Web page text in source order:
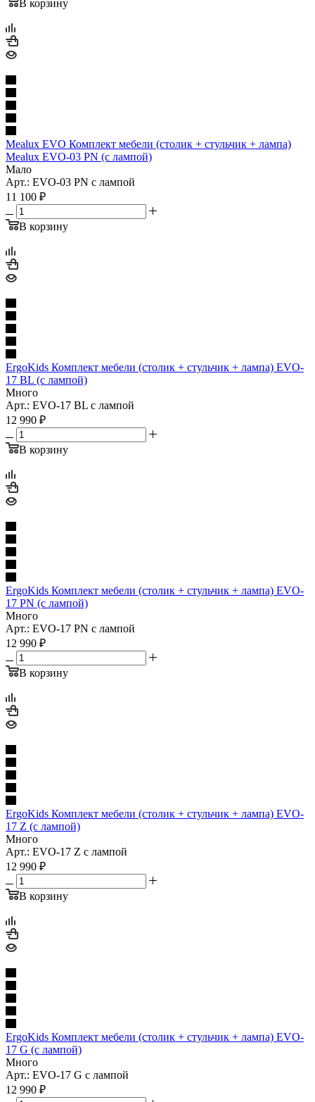
В корзину
Mealux EVO Комплект мебели (столик + стульчик + лампа)
Mealux EVO-03 PN (с лампой)
Мало
Арт.: EVO-03 PN с лампой
11 100 ₽
В корзину
ErgoKids Комплект мебели (столик + стульчик + лампа) EVO-
17 BL (с лампой)
Много
Арт.: EVO-17 BL с лампой
12 990 ₽
В корзину
ErgoKids Комплект мебели (столик + стульчик + лампа) EVO-
17 PN (с лампой)
Много
Арт.: EVO-17 PN с лампой
12 990 ₽
В корзину
ErgoKids Комплект мебели (столик + стульчик + лампа) EVO-
17 Z (с лампой)
Много
Арт.: EVO-17 Z с лампой
12 990 ₽
В корзину
ErgoKids Комплект мебели (столик + стульчик + лампа) EVO-
17 G (с лампой)
Много
Арт.: EVO-17 G с лампой
12 990 ₽